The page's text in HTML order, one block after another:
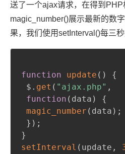
送了一个ajax请求，在得到PHP
magic_number()展示最新的数
果，我们使用setInterval()每三秒
function update ( )
{
$ . get ( "ajax.php" ,
function ( data )
{
magic_number ( data ) ;
} ) ;
}
setInterval ( update ,